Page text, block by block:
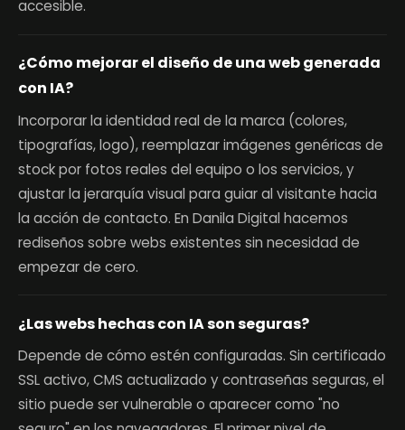
accesible.
¿Cómo mejorar el diseño de una web generada
con IA?
Incorporar la identidad real de la marca (colores,
tipografías, logo), reemplazar imágenes genéricas de
stock por fotos reales del equipo o los servicios, y
ajustar la jerarquía visual para guiar al visitante hacia
la acción de contacto. En Danila Digital hacemos
rediseños sobre webs existentes sin necesidad de
empezar de cero.
¿Las webs hechas con IA son seguras?
Depende de cómo estén configuradas. Sin certificado
SSL activo, CMS actualizado y contraseñas seguras, el
sitio puede ser vulnerable o aparecer como "no